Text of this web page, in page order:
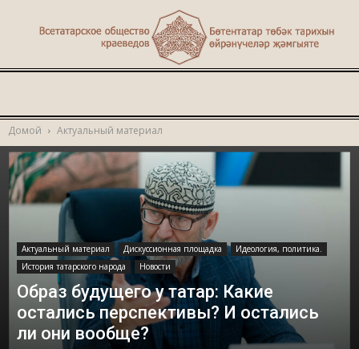
җир
Домой Актуальный материал
Актуальный материал Дискуссионная площадка
Идеология, политика.
История татарского народа
Новости
Образ будущего у татар: Какие
остались перспективы? И остались
ли они вообще?